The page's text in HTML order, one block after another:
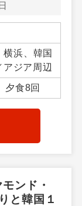
浜、韓国
ジア周辺
食8回
ンド・
と韓国１